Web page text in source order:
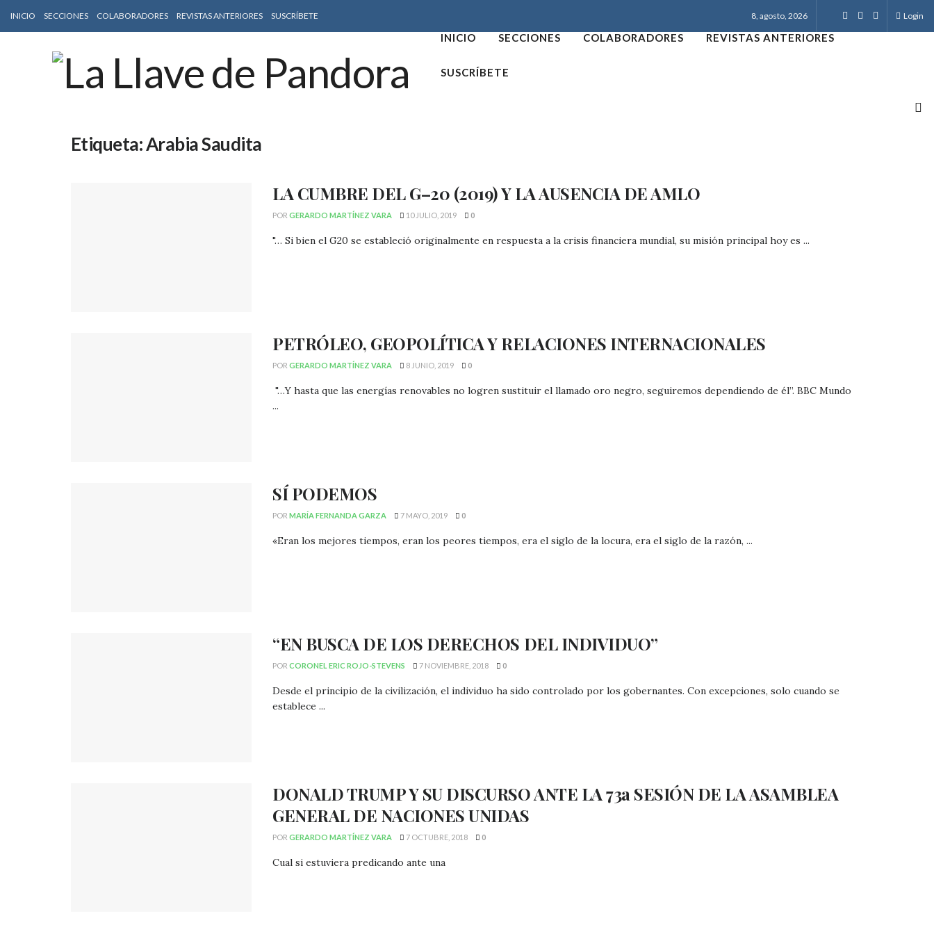
INICIO SECCIONES COLABORADORES REVISTAS ANTERIORES SUSCRÍBETE 8, agosto, 2026 Login
INICIO SECCIONES COLABORADORES REVISTAS ANTERIORES
SUSCRÍBETE
Etiqueta:Arabia Saudita
LA CUMBRE DEL G–20 (2019) Y LA AUSENCIA DE AMLO
POR GERARDO MARTÍNEZ VARA 10 JULIO, 2019 0
"… Si bien el G20 se estableció originalmente en respuesta a la crisis financiera mundial, su misión principal hoy es ...
PETRÓLEO, GEOPOLÍTICA Y RELACIONES INTERNACIONALES
POR GERARDO MARTÍNEZ VARA 8 JUNIO, 2019 0
"…Y hasta que las energías renovables no logren sustituir el llamado oro negro, seguiremos dependiendo de él”. BBC Mundo
...
SÍ PODEMOS
POR MARÍA FERNANDA GARZA 7 MAYO, 2019 0
«Eran los mejores tiempos, eran los peores tiempos, era el siglo de la locura, era el siglo de la razón, ...
“EN BUSCA DE LOS DERECHOS DEL INDIVIDUO”
POR CORONEL ERIC ROJO-STEVENS 7 NOVIEMBRE, 2018 0
Desde el principio de la civilización, el individuo ha sido controlado por los gobernantes. Con excepciones, solo cuando se
establece ...
DONALD TRUMP Y SU DISCURSO ANTE LA 73a SESIÓN DE LA ASAMBLEA
GENERAL DE NACIONES UNIDAS
POR GERARDO MARTÍNEZ VARA 7 OCTUBRE, 2018 0
Cual si estuviera predicando ante una